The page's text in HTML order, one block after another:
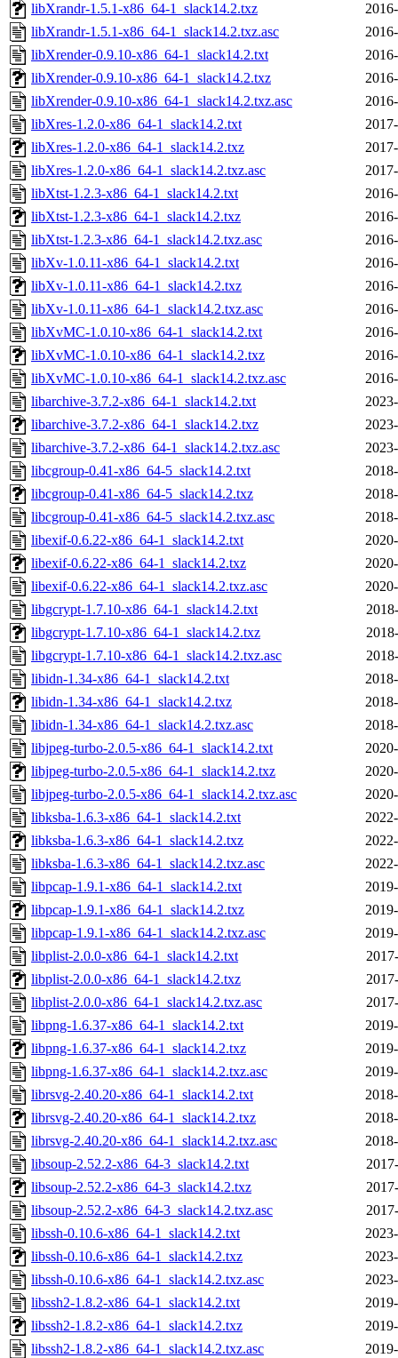
libXrandr-1.5.1-x86_64-1_slack14.2.txz
libXrandr-1.5.1-x86_64-1_slack14.2.txz.asc
libXrender-0.9.10-x86_64-1_slack14.2.txt
libXrender-0.9.10-x86_64-1_slack14.2.txz
libXrender-0.9.10-x86_64-1_slack14.2.txz.asc
libXres-1.2.0-x86_64-1_slack14.2.txt
libXres-1.2.0-x86_64-1_slack14.2.txz
libXres-1.2.0-x86_64-1_slack14.2.txz.asc
libXtst-1.2.3-x86_64-1_slack14.2.txt
libXtst-1.2.3-x86_64-1_slack14.2.txz
libXtst-1.2.3-x86_64-1_slack14.2.txz.asc
libXv-1.0.11-x86_64-1_slack14.2.txt
libXv-1.0.11-x86_64-1_slack14.2.txz
libXv-1.0.11-x86_64-1_slack14.2.txz.asc
libXvMC-1.0.10-x86_64-1_slack14.2.txt
libXvMC-1.0.10-x86_64-1_slack14.2.txz
libXvMC-1.0.10-x86_64-1_slack14.2.txz.asc
libarchive-3.7.2-x86_64-1_slack14.2.txt
libarchive-3.7.2-x86_64-1_slack14.2.txz
libarchive-3.7.2-x86_64-1_slack14.2.txz.asc
libcgroup-0.41-x86_64-5_slack14.2.txt
libcgroup-0.41-x86_64-5_slack14.2.txz
libcgroup-0.41-x86_64-5_slack14.2.txz.asc
libexif-0.6.22-x86_64-1_slack14.2.txt
libexif-0.6.22-x86_64-1_slack14.2.txz
libexif-0.6.22-x86_64-1_slack14.2.txz.asc
libgcrypt-1.7.10-x86_64-1_slack14.2.txt
libgcrypt-1.7.10-x86_64-1_slack14.2.txz
libgcrypt-1.7.10-x86_64-1_slack14.2.txz.asc
libidn-1.34-x86_64-1_slack14.2.txt
libidn-1.34-x86_64-1_slack14.2.txz
libidn-1.34-x86_64-1_slack14.2.txz.asc
libjpeg-turbo-2.0.5-x86_64-1_slack14.2.txt
libjpeg-turbo-2.0.5-x86_64-1_slack14.2.txz
libjpeg-turbo-2.0.5-x86_64-1_slack14.2.txz.asc
libksba-1.6.3-x86_64-1_slack14.2.txt
libksba-1.6.3-x86_64-1_slack14.2.txz
libksba-1.6.3-x86_64-1_slack14.2.txz.asc
libpcap-1.9.1-x86_64-1_slack14.2.txt
libpcap-1.9.1-x86_64-1_slack14.2.txz
libpcap-1.9.1-x86_64-1_slack14.2.txz.asc
libplist-2.0.0-x86_64-1_slack14.2.txt
libplist-2.0.0-x86_64-1_slack14.2.txz
libplist-2.0.0-x86_64-1_slack14.2.txz.asc
libpng-1.6.37-x86_64-1_slack14.2.txt
libpng-1.6.37-x86_64-1_slack14.2.txz
libpng-1.6.37-x86_64-1_slack14.2.txz.asc
librsvg-2.40.20-x86_64-1_slack14.2.txt
librsvg-2.40.20-x86_64-1_slack14.2.txz
librsvg-2.40.20-x86_64-1_slack14.2.txz.asc
libsoup-2.52.2-x86_64-3_slack14.2.txt
libsoup-2.52.2-x86_64-3_slack14.2.txz
libsoup-2.52.2-x86_64-3_slack14.2.txz.asc
libssh-0.10.6-x86_64-1_slack14.2.txt
libssh-0.10.6-x86_64-1_slack14.2.txz
libssh-0.10.6-x86_64-1_slack14.2.txz.asc
libssh2-1.8.2-x86_64-1_slack14.2.txt
libssh2-1.8.2-x86_64-1_slack14.2.txz
libssh2-1.8.2-x86_64-1_slack14.2.txz.asc